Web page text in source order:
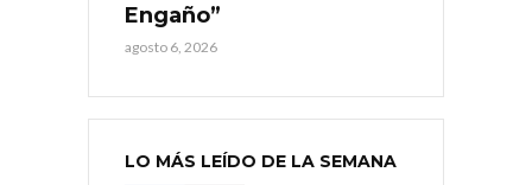
Engaño”
agosto 6, 2026
LO MÁS LEÍDO DE LA SEMANA